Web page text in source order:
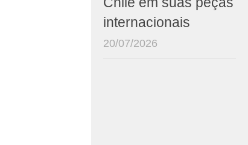
internacionais
20/07/2026